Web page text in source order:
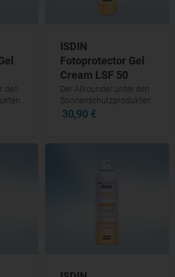
den
ISDIN
Fotoprotector Gel
Cream LSF 50
Der Allrounder unter den
Sonnenschutzprodukten
30,90 €